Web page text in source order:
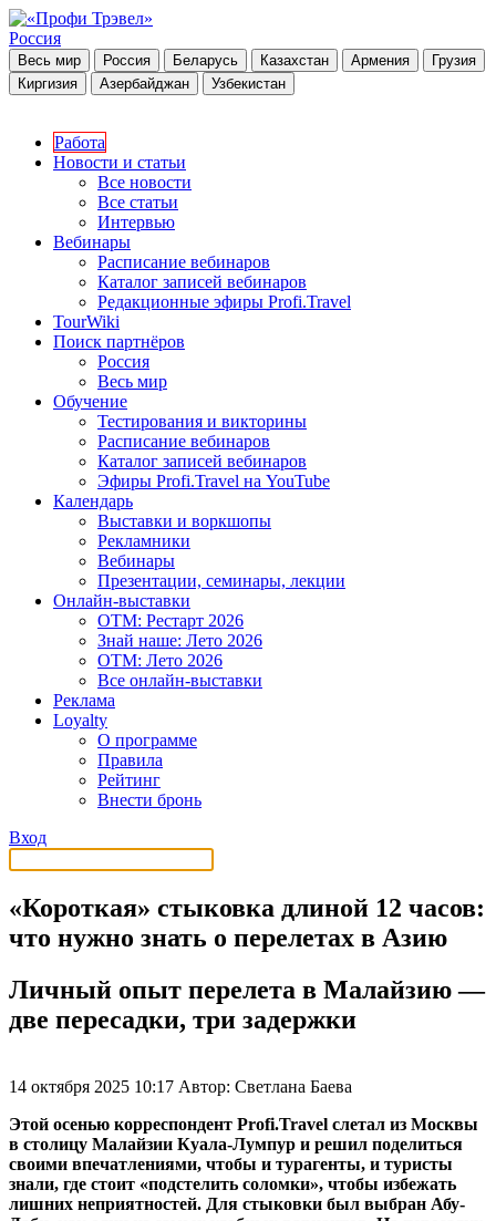
Россия
Весь мир Россия Беларусь Казахстан Армения
Грузия
Киргизия
Азербайджан Узбекистан
Работа
Новости и статьи
Все новости
Все статьи
Интервью
Вебинары
Расписание вебинаров
Каталог записей вебинаров
Редакционные эфиры Profi.Travel
TourWiki
Поиск партнёров
Россия
Весь мир
Обучение
Тестирования и викторины
Расписание вебинаров
Каталог записей вебинаров
Эфиры Profi.Travel на YouTube
Календарь
Выставки и воркшопы
Рекламники
Вебинары
Презентации, семинары, лекции
Онлайн-выставки
OTM: Рестарт 2026
Знай наше: Лето 2026
OTM: Лето 2026
Все онлайн-выставки
Реклама
Loyalty
О программе
Правила
Рейтинг
Внести бронь
Вход
«Короткая» стыковка длиной 12 часов:
что нужно знать о перелетах в Азию
Личный опыт перелета в Малайзию —
две пересадки, три задержки
14 октября 2025 10:17 Автор: Светлана Баева
Этой осенью корреспондент Profi.Travel слетал из Москвы
в столицу Малайзии Куала-Лумпур и решил поделиться
своими впечатлениями, чтобы и турагенты, и туристы
знали, где стоит «подстелить соломки», чтобы избежать
лишних неприятностей. Для стыковки был выбран Абу-